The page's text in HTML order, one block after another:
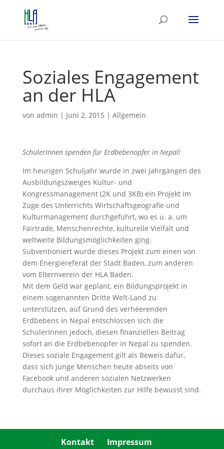
Soziales Engagement
an der HLA
von admin | Juni 2, 2015 | Allgemein
SchülerInnen spenden für Erdbebenopfer in Nepal!
Im heurigen Schuljahr wurde in zwei Jahrgängen des
Ausbildungszweiges Kultur- und
Kongressmanagement (2K und 3KB) ein Projekt im
Zuge des Unterrichts Wirtschaftsgeografie und
Kulturmanagement durchgeführt, wo es u. a. um
Fairtrade, Menschenrechte, kulturelle Vielfalt und
weltweite Bildungsmöglichkeiten ging.
Subventioniert wurde dieses Projekt zum einen von
dem Energiereferat der Stadt Baden, zum anderen
vom Elternverein der HLA Baden.
Mit dem Geld war geplant, ein Bildungsprojekt in
einem sogenannten Dritte Welt-Land zu
unterstützen, auf Grund des verheerenden
Erdbebens in Nepal entschlossen sich die
SchülerInnen jedoch, diesen finanziellen Beitrag
sofort an die Erdbebenopfer in Nepal zu spenden.
Dieses soziale Engagement gilt als Beweis dafür,
dass sich junge Menschen heute abseits von
Facebook und anderen sozialen Netzwerken
durchaus ihrer Möglichkeiten zur Hilfe bewusst sind.
Kontakt Impressum